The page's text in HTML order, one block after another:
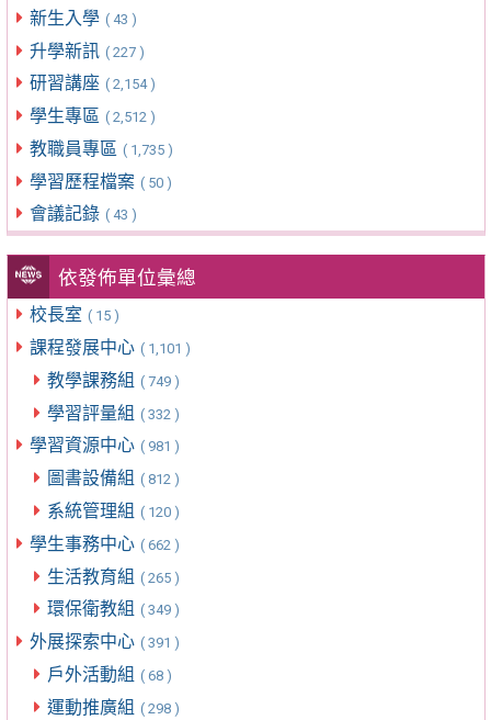
新生入學 ( 43 )
升學新訊 ( 227 )
研習講座 ( 2,154 )
學生專區 ( 2,512 )
教職員專區 ( 1,735 )
學習歷程檔案 ( 50 )
會議記錄 ( 43 )
依發佈單位彙總
校長室 ( 15 )
課程發展中心 ( 1,101 )
教學課務組 ( 749 )
學習評量組 ( 332 )
學習資源中心 ( 981 )
圖書設備組 ( 812 )
系統管理組 ( 120 )
學生事務中心 ( 662 )
生活教育組 ( 265 )
環保衛教組 ( 349 )
外展探索中心 ( 391 )
戶外活動組 ( 68 )
運動推廣組 ( 298 )